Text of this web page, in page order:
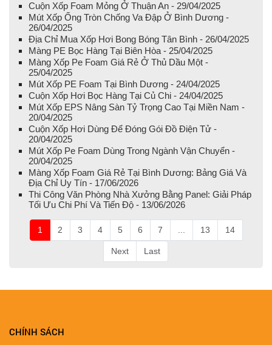
Cuộn Xốp Foam Mỏng Ở Thuận An - 29/04/2025
Mút Xốp Ống Tròn Chống Va Đập Ở Bình Dương -
26/04/2025
Địa Chỉ Mua Xốp Hơi Bong Bóng Tân Bình - 26/04/2025
Màng PE Bọc Hàng Tại Biên Hòa - 25/04/2025
Màng Xốp Pe Foam Giá Rẻ Ở Thủ Dầu Một -
25/04/2025
Mút Xốp PE Foam Tại Bình Dương - 24/04/2025
Cuộn Xốp Hơi Bọc Hàng Tại Củ Chi - 24/04/2025
Mút Xốp EPS Nâng Sàn Tỷ Trọng Cao Tại Miền Nam -
20/04/2025
Cuộn Xốp Hơi Dùng Để Đóng Gói Đồ Điện Tử -
20/04/2025
Mút Xốp Pe Foam Dùng Trong Ngành Vận Chuyển -
20/04/2025
Màng Xốp Foam Giá Rẻ Tại Bình Dương: Bảng Giá Và
Địa Chỉ Uy Tín - 17/06/2026
Thi Công Văn Phòng Nhà Xưởng Bằng Panel: Giải Pháp
Tối Ưu Chi Phí Và Tiến Độ - 13/06/2026
1 2 3 4 5 6 7 13 14
Next Last
CHÍNH SÁCH